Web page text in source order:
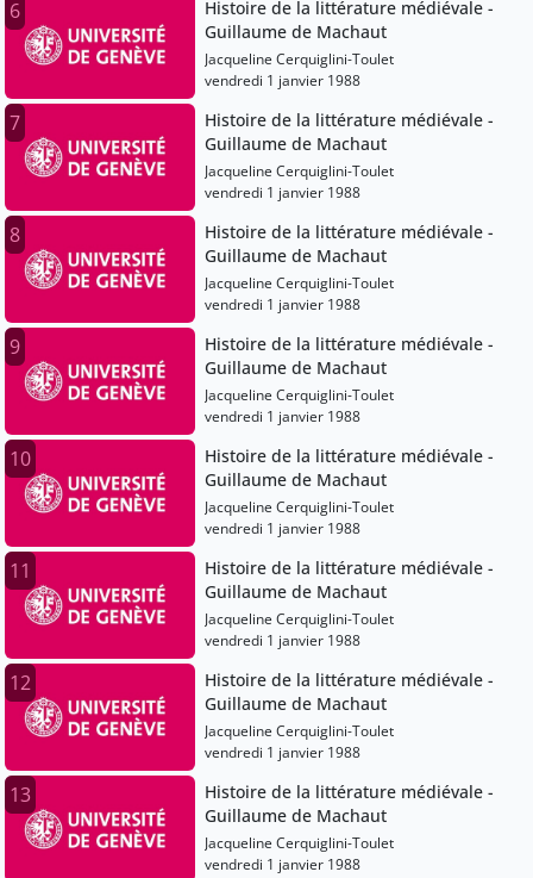
6
Histoire de la littérature médiévale -
Guillaume de Machaut
Jacqueline Cerquiglini-Toulet
vendredi 1 janvier 1988
7
Histoire de la littérature médiévale -
Guillaume de Machaut
Jacqueline Cerquiglini-Toulet
vendredi 1 janvier 1988
8
Histoire de la littérature médiévale -
Guillaume de Machaut
Jacqueline Cerquiglini-Toulet
vendredi 1 janvier 1988
9
Histoire de la littérature médiévale -
Guillaume de Machaut
Jacqueline Cerquiglini-Toulet
vendredi 1 janvier 1988
10
Histoire de la littérature médiévale -
Guillaume de Machaut
Jacqueline Cerquiglini-Toulet
vendredi 1 janvier 1988
11
Histoire de la littérature médiévale -
Guillaume de Machaut
Jacqueline Cerquiglini-Toulet
vendredi 1 janvier 1988
12
Histoire de la littérature médiévale -
Guillaume de Machaut
Jacqueline Cerquiglini-Toulet
vendredi 1 janvier 1988
13
Histoire de la littérature médiévale -
Guillaume de Machaut
Jacqueline Cerquiglini-Toulet
vendredi 1 janvier 1988